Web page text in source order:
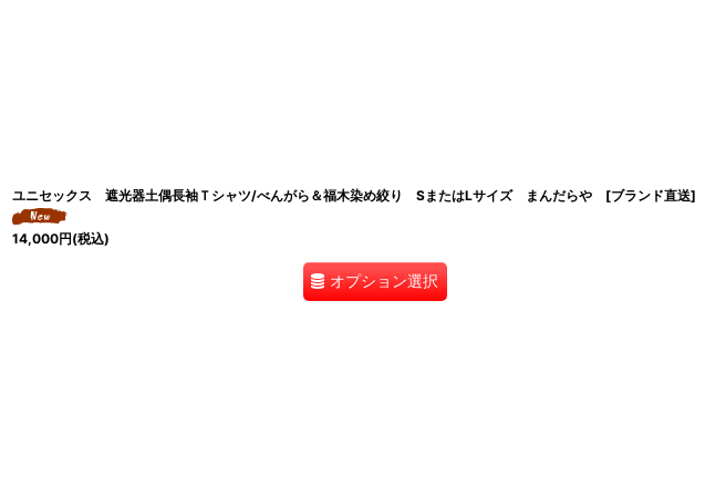
ユニセックス 遮光器土偶長袖Ｔシャツ/べんがら＆福木染め絞り SまたはLサイズ まんだらや [ブランド直送]
14,000円(税込)
オプション選択